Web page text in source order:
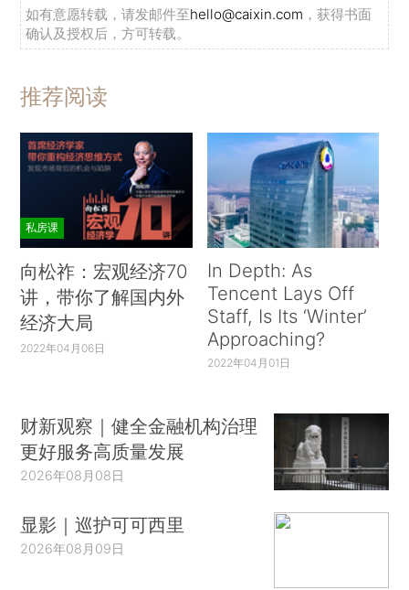
如有意愿转载，请发邮件至hello@caixin.com ，获得书面
确认及授权后，方可转载。
推荐阅读
私房课
向松祚：宏观经济70
讲，带你了解国内外
经济大局
2022年04月06日
In Depth: As
Tencent Lays Off
Staff, Is Its ‘Winter’
Approaching?
2022年04月01日
财新观察｜健全金融机构治理
更好服务高质量发展
2026年08月08日
显影｜巡护可可西里
2026年08月09日